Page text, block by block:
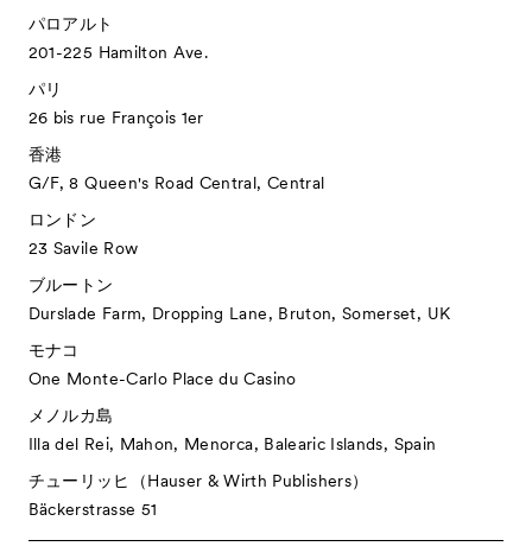
パロアルト
201-225 Hamilton Ave.
パリ
26 bis rue François 1er
香港
G/F, 8 Queen's Road Central, Central
ロンドン
23 Savile Row
ブルートン
Durslade Farm, Dropping Lane, Bruton, Somerset, UK
モナコ
One Monte-Carlo Place du Casino
メノルカ島
Illa del Rei, Mahon, Menorca, Balearic Islands, Spain
チューリッヒ（Hauser & Wirth Publishers）
Bäckerstrasse 51